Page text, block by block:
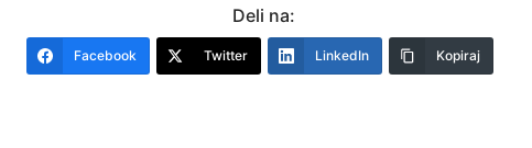
Deli na:
Facebook Twitter LinkedIn Kopiraj